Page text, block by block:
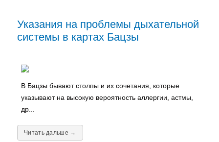
Указания на проблемы дыхательной
системы в картах Бацзы
В Бацзы бывают столпы и их сочетания, которые
указывают на высокую вероятность аллергии, астмы,
др...
Читать дальше →